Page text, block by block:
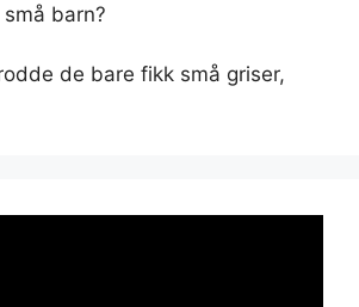
barn?
de bare fikk små griser,